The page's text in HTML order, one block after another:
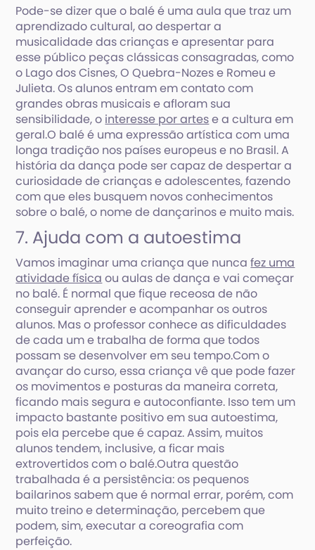
Pode-se dizer que o balé é uma aula que traz um
aprendizado cultural, ao despertar a
musicalidade das crianças e apresentar para
esse público peças clássicas consagradas, como
o Lago dos Cisnes, O Quebra-Nozes e Romeu e
Julieta. Os alunos entram em contato com
grandes obras musicais e afloram sua
sensibilidade, o interesse por artese a cultura em
geral.O balé é uma expressão artística com uma
longa tradição nos países europeus e no Brasil. A
história da dança pode ser capaz de despertar a
curiosidade de crianças e adolescentes, fazendo
com que eles busquem novos conhecimentos
sobre o balé, o nome de dançarinos e muito mais.
7. Ajuda com a autoestima
Vamos imaginar uma criança que nuncafez uma
atividade física ou aulas de dança e vai começar
no balé. É normal que fique receosa de não
conseguir aprender e acompanhar os outros
alunos. Mas o professor conhece as dificuldades
de cada um e trabalha de forma que todos
possam se desenvolver em seu tempo.Com o
avançar do curso, essa criança vê que pode fazer
os movimentos e posturas da maneira correta,
ficando mais segura e autoconfiante. Isso tem um
impacto bastante positivo em sua autoestima,
pois ela percebe que é capaz. Assim, muitos
alunos tendem, inclusive, a ficar mais
extrovertidos com o balé.Outra questão
trabalhada é a persistência: os pequenos
bailarinos sabem que é normal errar, porém, com
muito treino e determinação, percebem que
podem, sim, executar a coreografia com
perfeição.